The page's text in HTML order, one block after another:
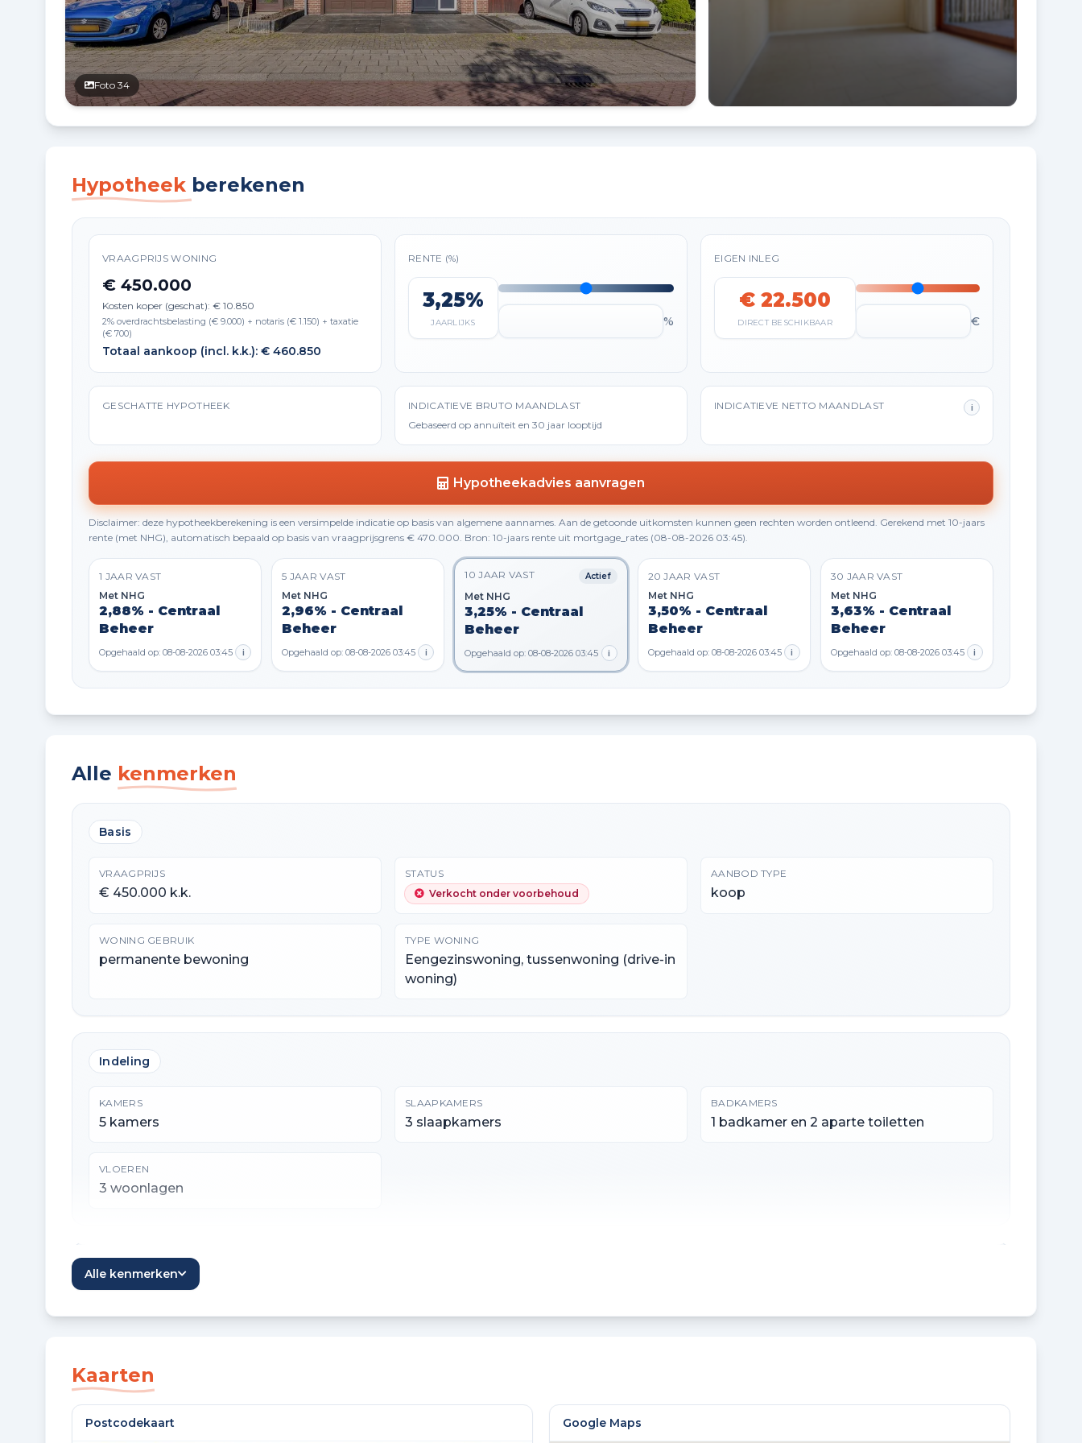
Foto 34
Hypotheek berekenen
VRAAGPRIJS WONING
€ 450.000
Kosten koper (geschat): € 10.850
2% overdrachtsbelasting (€ 9.000) + notaris (€ 1.150) + taxatie
(€ 700)
Totaal aankoop (incl. k.k.): € 460.850
RENTE (%)
3,25%
JAARLIJKS %
EIGEN INLEG
€ 22.500
DIRECT BESCHIKBAAR €
GESCHATTE HYPOTHEEK
INDICATIEVE BRUTO MAANDLAST
Gebaseerd op annuïteit en 30 jaar looptijd
INDICATIEVE NETTO MAANDLAST i
Hypotheekadvies aanvragen
Disclaimer: deze hypotheekberekening is een versimpelde indicatie op basis van algemene aannames. Aan de getoonde uitkomsten kunnen geen rechten worden ontleend. Gerekend met 10-jaars
rente (met NHG), automatisch bepaald op basis van vraagprijsgrens € 470.000. Bron: 10-jaars rente uit mortgage_rates (08-08-2026 03:45).
1 JAAR VAST
Met NHG
2,88% - Centraal
Beheer
Opgehaald op: 08-08-2026 03:45 i
5 JAAR VAST
Met NHG
2,96% - Centraal
Beheer
Opgehaald op: 08-08-2026 03:45 i
10 JAAR VAST Actief
Met NHG
3,25% - Centraal
Beheer
Opgehaald op: 08-08-2026 03:45 i
20 JAAR VAST
Met NHG
3,50% - Centraal
Beheer
Opgehaald op: 08-08-2026 03:45 i
30 JAAR VAST
Met NHG
3,63% - Centraal
Beheer
Opgehaald op: 08-08-2026 03:45 i
Alle kenmerken
Basis
VRAAGPRIJS
€ 450.000 k.k.
STATUS
Verkocht onder voorbehoud
AANBOD TYPE
koop
WONING GEBRUIK
permanente bewoning
TYPE WONING
Eengezinswoning, tussenwoning (drive-in
woning)
Indeling
KAMERS
5 kamers
SLAAPKAMERS
3 slaapkamers
BADKAMERS
1 badkamer en 2 aparte toiletten
VLOEREN
3 woonlagen
Oppervlaktes en inhoud
OVERIGE INPANDIGE RUIMTE
18 m²
Alle kenmerken
Kaarten
Postcodekaart Google Maps